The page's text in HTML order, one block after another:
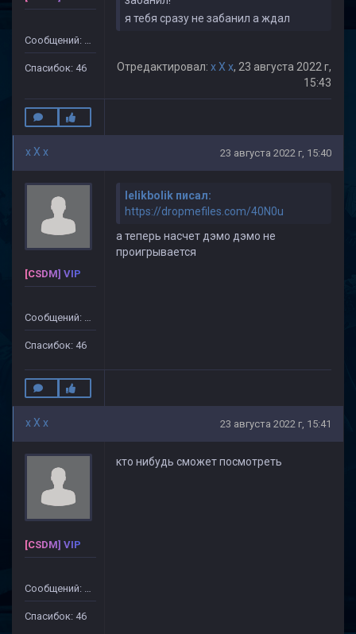
Сообщений: 499
Спасибок: 46
я тебя сразу не забанил а ждал
Отредактировал: x X x, 23 августа 2022 г,
15:43
x X x 23 августа 2022 г, 15:40
[CSDM] VIP
Сообщений: 499
Спасибок: 46
lelikbolik писал:
https://dropmefiles.com/40N0u
а теперь насчет дэмо дэмо не
проигрывается
x X x 23 августа 2022 г, 15:41
[CSDM] VIP
Сообщений: 499
Спасибок: 46
кто нибудь сможет посмотреть